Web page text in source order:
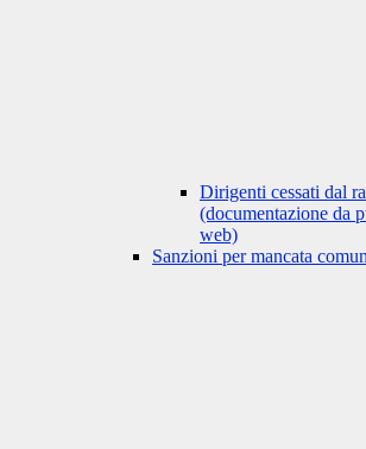
Dirigenti cessati dal
(documentazione da
web)
Sanzioni per mancata